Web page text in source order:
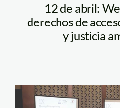
12 de abril:
derechos de
y justicia